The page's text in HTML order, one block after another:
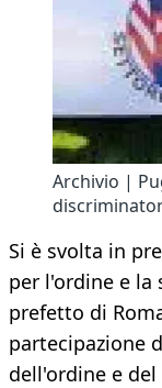
Archivio |
Si è svolta in
per l'ordine e la
prefetto di
partecipazione
dell'ordine e del